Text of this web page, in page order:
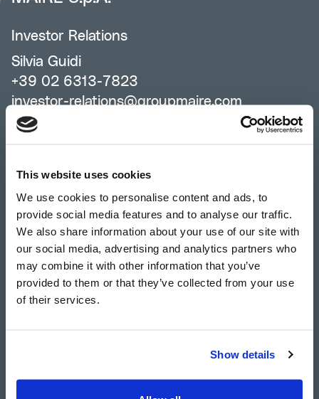
This website uses cookies
We use cookies to personalise content and ads, to
provide social media features and to analyse our traffic.
We also share information about your use of our site with
our social media, advertising and analytics partners who
may combine it with other information that you’ve
provided to them or that they’ve collected from your use
of their services.
Show details
Investor Relations
Silvia Guidi
+39 02 6313-7823
investor-relations@groupmaire.com
Tommaso Verani
+39 02 6313-7603
mediarelations@groupmaire.com
MAIRE S.p.A.è un gruppo ingegneristico
leader che fornisce soluzioni tecnologiche ed
esecuzione di progetti nel segmento
Gruppo opera attraverso due business unit: